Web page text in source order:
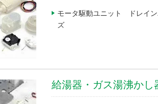
モータ駆動ユニット ドレイ
ズ
給湯器・ガス湯沸かし